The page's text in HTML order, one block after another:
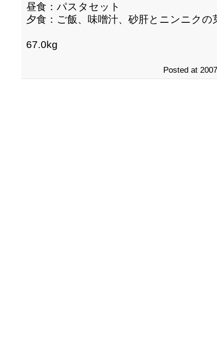
昼食：パスタセット
夕食：ご飯、味噌汁、砂肝とニンニクの
67.0kg
Posted at